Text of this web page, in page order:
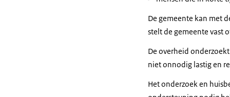
Ook bestaat
boetes niet
Gemeenten
Bijvoorbeeld
of als
De gemeente kan met
stelt de gemeente vast
De overheid
niet onnodig lastig en
Het onderzoek en